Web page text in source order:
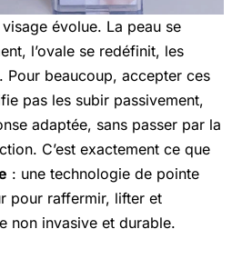
évolue. La peau se
l’ovale se redéfinit, les
Pour beaucoup, accepter ces
pas les subir passivement,
adaptée, sans passer par la
C’est exactement ce que
: une technologie de pointe
pour raffermir, lifter et
non invasive et durable.